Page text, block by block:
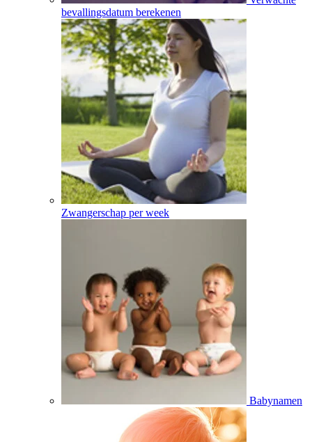
bevallingsdatum berekenen
Zwangerschap per week
Babynamen